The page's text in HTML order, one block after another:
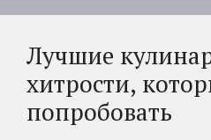
Лучшие
хитрости,
попробовать